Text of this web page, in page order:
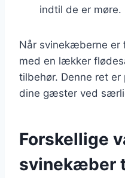
indtil de er møre.
Når svinekæberne er
med en lækker
tilbehør. Denne ret
dine gæster ved
Forskellige
svinekæber